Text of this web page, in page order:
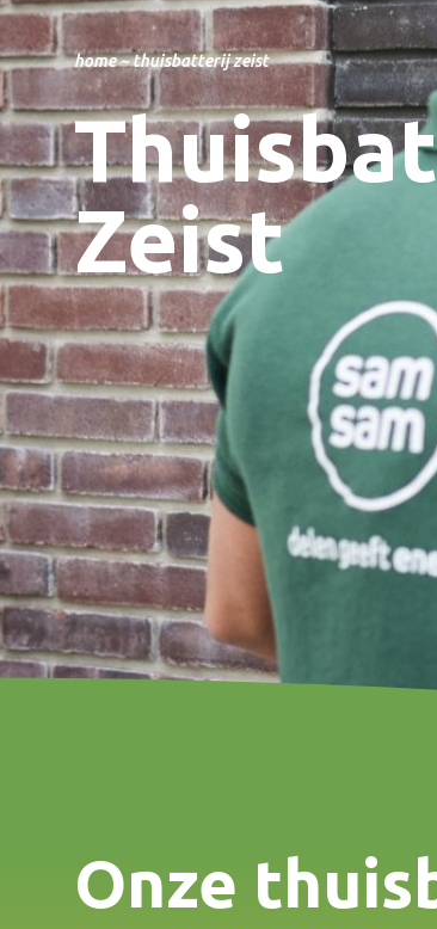
home~thuisbatterij zeist
Zeist
Onze